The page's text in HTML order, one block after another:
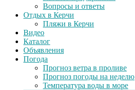
Вопросы и ответы
Отдых в Керчи
Пляжи в Керчи
Видео
Каталог
Объявления
Погода
Прогноз ветра в проливе
Прогноз погоды на неделю
Температура воды в море